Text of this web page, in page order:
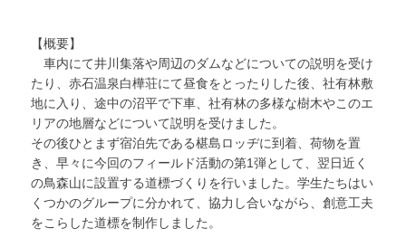
【概要】
車内にて井川集落や周辺のダムなどについての説明を受け
たり、赤石温泉白樺荘にて昼食をとったりした後、社有林敷
地に入り、途中の沼平で下車、社有林の多様な樹木やこのエ
リアの地層などについて説明を受けました。
その後ひとまず宿泊先である椹島ロッヂに到着、荷物を置
き、早々に今回のフィールド活動の第1弾として、翌日近く
の鳥森山に設置する道標づくりを行いました。学生たちはい
くつかのグループに分かれて、協力し合いながら、創意工夫
をこらした道標を制作しました。